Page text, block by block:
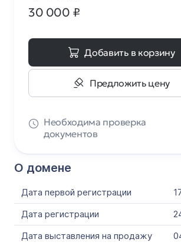
О домене
Дата первой регистрации
Дата регистрации
Дата выставления на продажу
30 000 ₽
Добавить в корзину
Предложить цену
Необходима проверка
документов